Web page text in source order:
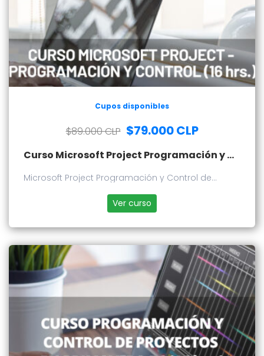
Cupos disponibles
$89.000 CLP $79.000 CLP
Curso Microsoft Project Programación y Control de Proyectos
Microsoft Project Programación y Control de
Ver curso